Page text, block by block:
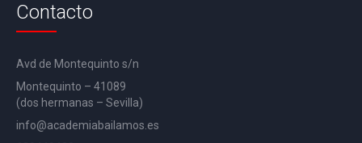
Contacto
Avd de Montequinto s/n
Montequinto – 41089
(dos hermanas – Sevilla)
info@academiabailamos.es